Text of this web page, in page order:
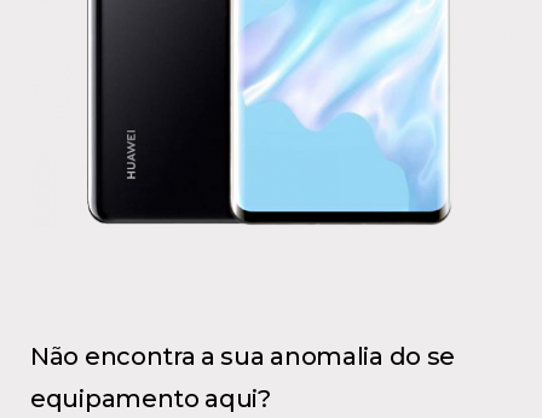
Não encontra a sua anomalia do se
equipamento aqui?